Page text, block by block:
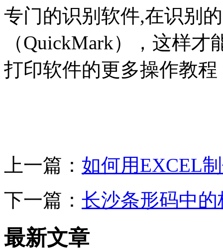
专门的识别软件,在识别
（QuickMark），这样
打印软件的更多操作教
上一篇： 如何用EXCEL
下一篇： 长沙条形码中
最新文章